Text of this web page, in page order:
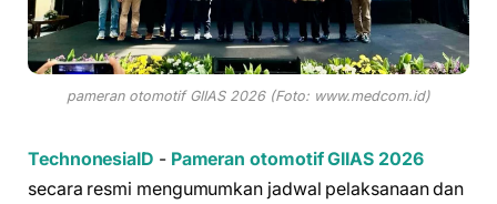
pameran otomotif GIIAS 2026 (Foto: www.medcom.id)
TechnonesiaID - Pameran otomotif GIIAS 2026
secara resmi mengumumkan jadwal pelaksanaan dan